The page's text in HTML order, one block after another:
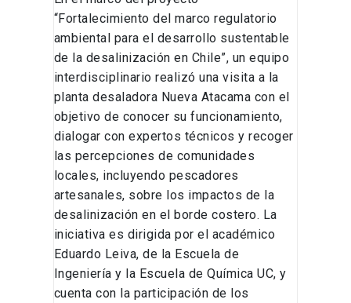
“Fortalecimiento del marco regulatorio
ambiental para el desarrollo sustentable
de la desalinización en Chile”, un equipo
interdisciplinario realizó una visita a la
planta desaladora Nueva Atacama con el
objetivo de conocer su funcionamiento,
dialogar con expertos técnicos y recoger
las percepciones de comunidades
locales, incluyendo pescadores
artesanales, sobre los impactos de la
desalinización en el borde costero. La
iniciativa es dirigida por el académico
Eduardo Leiva, de la Escuela de
Ingeniería y la Escuela de Química UC, y
cuenta con la participación de los